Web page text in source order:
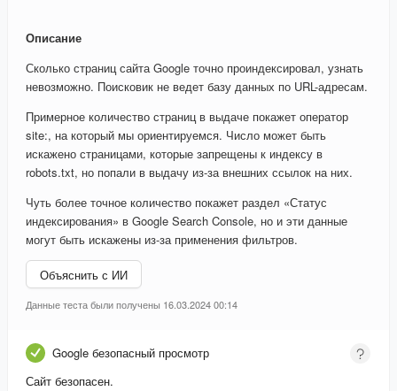
Описание
Сколько страниц сайта Google точно проиндексировал, узнать
невозможно. Поисковик не ведет базу данных по URL-адресам.
Примерное количество страниц в выдаче покажет оператор
site:, на который мы ориентируемся. Число может быть
искажено страницами, которые запрещены к индексу в
robots.txt, но попали в выдачу из-за внешних ссылок на них.
Чуть более точное количество покажет раздел «Статус
индексирования» в Google Search Console, но и эти данные
могут быть искажены из-за применения фильтров.
Объяснить с ИИ
Данные теста были получены 16.03.2024 00:14
Google безопасный просмотр
Сайт безопасен.